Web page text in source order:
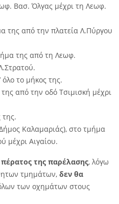
Βασ. Όλγας μέχρι τη Λεωφ.
της από την πλατεία Λ.Πύργου
της από τη Λεωφ.
όλο το μήκος της.
από την οδό Τσιμισκή μέχρι
της.
Καλαμαριάς), στο τμήμα
μέχρι Αιγαίου.
της παρέλασης, λόγω
τμημάτων, δεν θα
των οχημάτων στους